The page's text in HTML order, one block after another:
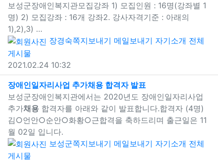
보성군장애인복지관모집강좌 1) 모집인원 : 16명(강좌별 1
명) 2) 모집강좌 : 16개 강좌2. 강사자격기준 : 아래의
1),2),3) …
장경숙쪽지보내기 메일보내기 자기소개 전체
게시물
2021.02.24 10:32
장애인일자리사업 추가채용 합격자 발표
보성군장애인복지관에서는 2020년도 장애인일자리사업
추가채용 합격자를 아래와 같이 발표합니다.합격자 (4명)
김○언안○순안○화황○근합격을 축하드리며 출근일은 11
월 02일 입니다.
보성군쪽지보내기 메일보내기 자기소개 전체
게시물